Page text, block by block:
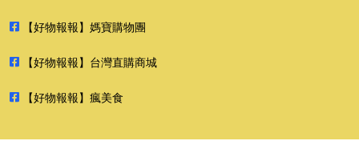
【好物報報】媽寶購物團
【好物報報】台灣直購商城
【好物報報】瘋美食